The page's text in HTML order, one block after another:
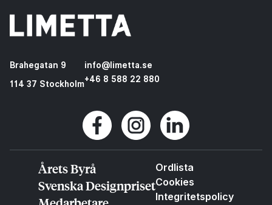
Brahegatan 9
114 37 Stockholm
info@limetta.se
+46 8 588 22 880
Årets Byrå
Svenska Designpriset
Ordlista
Cookies
Integritetspolicy